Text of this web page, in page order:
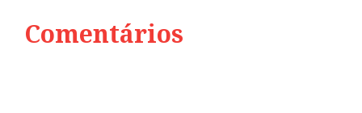
Comentários